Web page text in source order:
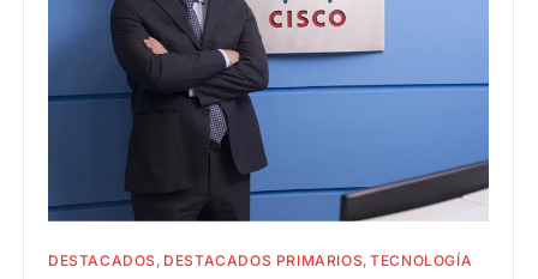
DESTACADOS DESTACADOS PRIMARIOS TECNOLOGÍA